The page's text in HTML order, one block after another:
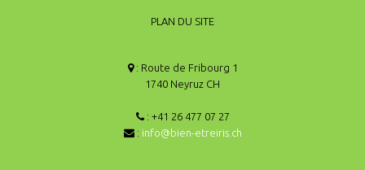
PLAN DU SITE
: Route de Fribourg 1
1740 Neyruz CH
: +41 26 477 07 27
: info@bien-etreiris.ch